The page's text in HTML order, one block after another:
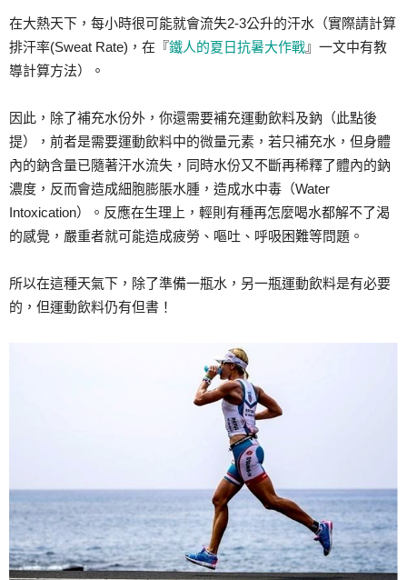
在大熱天下，每小時很可能就會流失2-3公升的汗水（實際請計算
排汗率(Sweat Rate)，在『鐵人的夏日抗暑大作戰』一文中有教
導計算方法）。
因此，除了補充水份外，你還需要補充運動飲料及鈉（此點後
提），前者是需要運動飲料中的微量元素，若只補充水，但身體
內的鈉含量已隨著汗水流失，同時水份又不斷再稀釋了體內的鈉
濃度，反而會造成細胞膨脹水腫，造成水中毒（Water
Intoxication）。反應在生理上，輕則有種再怎麼喝水都解不了渴
的感覺，嚴重者就可能造成疲勞、嘔吐、呼吸困難等問題。
所以在這種天氣下，除了準備一瓶水，另一瓶運動飲料是有必要
的，但運動飲料仍有但書！